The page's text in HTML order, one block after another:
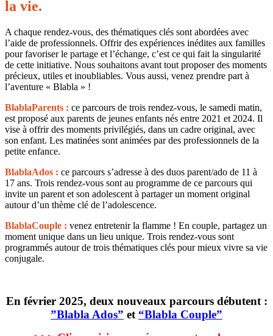
la vie.
A chaque rendez-vous, des thématiques clés sont abordées avec
l’aide de professionnels. Offrir des expériences inédites aux familles
pour favoriser le partage et l’échange, c’est ce qui fait la singularité
de cette initiative. Nous souhaitons avant tout proposer des moments
précieux, utiles et inoubliables. Vous aussi, venez prendre part à
l’aventure « Blabla » !
BlablaParents : ce parcours de trois rendez-vous, le samedi matin,
est proposé aux parents de jeunes enfants nés entre 2021 et 2024. Il
vise à offrir des moments privilégiés, dans un cadre original, avec
son enfant. Les matinées sont animées par des professionnels de la
petite enfance.
BlablaAdos : ce parcours s’adresse à des duos parent/ado de 11 à
17 ans. Trois rendez-vous sont au programme de ce parcours qui
invite un parent et son adolescent à partager un moment original
autour d’un thème clé de l’adolescence.
BlablaCouple : venez entretenir la flamme ! En couple, partagez un
moment unique dans un lieu unique. Trois rendez-vous sont
programmés autour de trois thématiques clés pour mieux vivre sa vie
conjugale.
En février 2025, deux nouveaux parcours débutent :
”Blabla Ados” et “Blabla Couple”